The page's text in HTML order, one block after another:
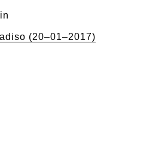
(20–01–2017)